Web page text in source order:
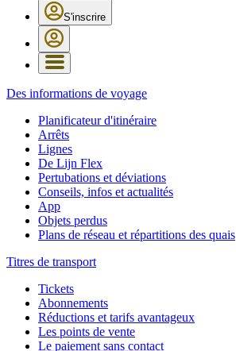
S'inscrire
Des informations de voyage
Planificateur d'itinéraire
Arrêts
Lignes
De Lijn Flex
Pertubations et déviations
Conseils, infos et actualités
App
Objets perdus
Plans de réseau et répartitions des quais
Titres de transport
Tickets
Abonnements
Réductions et tarifs avantageux
Les points de vente
Le paiement sans contact